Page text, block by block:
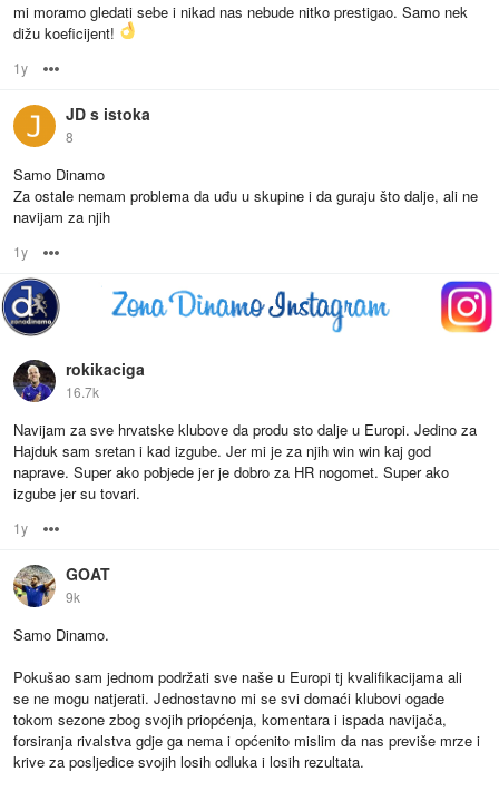
mi moramo gledati sebe i nikad nas nebude nitko prestigao. Samo nek
dižu koeficijent!
1y
JD s istoka
8
Samo Dinamo
Za ostale nemam problema da uđu u skupine i da guraju što dalje, ali ne
navijam za njih
1y
rokikaciga
16.7k
Navijam za sve hrvatske klubove da produ sto dalje u Europi. Jedino za
Hajduk sam sretan i kad izgube. Jer mi je za njih win win kaj god
naprave. Super ako pobjede jer je dobro za HR nogomet. Super ako
izgube jer su tovari.
1y
GOAT
9k
Samo Dinamo.
Pokušao sam jednom podržati sve naše u Europi tj kvalifikacijama ali
se ne mogu natjerati. Jednostavno mi se svi domaći klubovi ogade
tokom sezone zbog svojih priopćenja, komentara i ispada navijača,
forsiranja rivalstva gdje ga nema i općenito mislim da nas previše mrze i
krive za posljedice svojih losih odluka i losih rezultata.